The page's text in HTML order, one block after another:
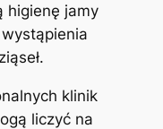
higienę jamy
klinik
‍liczyć na